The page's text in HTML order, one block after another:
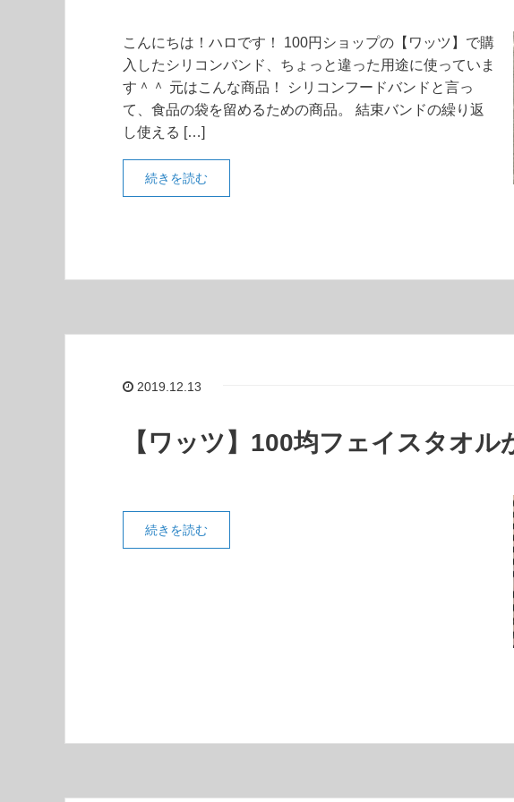
こんにちは！ハロです！ 100円ショップの【ワッツ】で購
入したシリコンバンド、ちょっと違った用途に使っていま
す＾＾ 元はこんな商品！ シリコンフードバンドと言っ
て、食品の袋を留めるための商品。 結束バンドの繰り返
し使える […]
続きを読む
2019.12.13
【ワッツ】100均フェイスタオル
続きを読む